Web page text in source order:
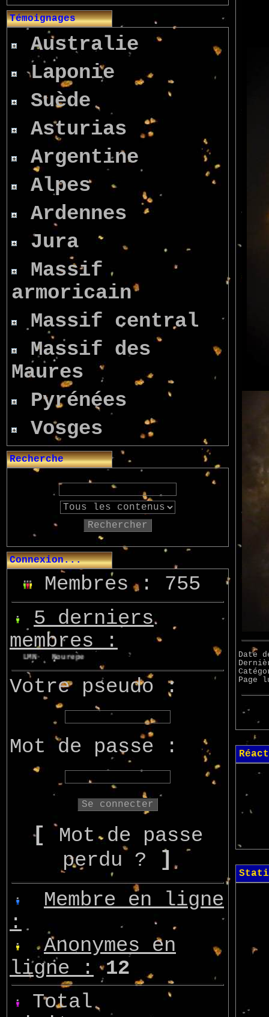
Témoignages
Australie
Laponie
Suède
Asturias
Argentine
Alpes
Ardennes
Jura
Massif
armoricain
Massif central
Massif des
Maures
Pyrénées
Vosges
Recherche
Rechercher
Connexion...
Membres : 755
5 derniers
membres :
LMNNourepe Marcsupilami
Votre pseudo :
Mot de passe :
[ Mot de passe
perdu ? ]
Membre en ligne
:
Anonymes en
ligne :
12
Total
Date
Page